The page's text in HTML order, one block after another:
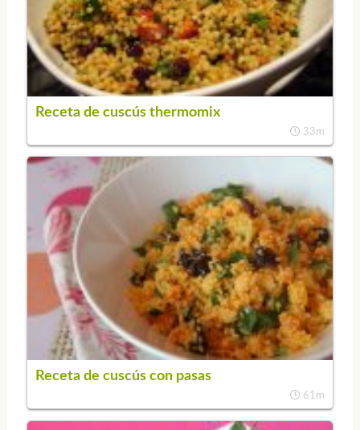
Receta de cuscús thermomix
33m
Receta de cuscús con pasas
61m